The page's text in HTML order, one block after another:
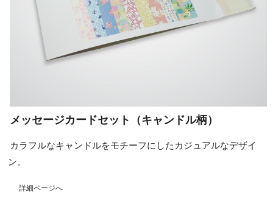
メッセージカードセット（キャンドル柄）
カラフルなキャンドルをモチーフにしたカジュアルなデザイ
ン。
詳細ページへ